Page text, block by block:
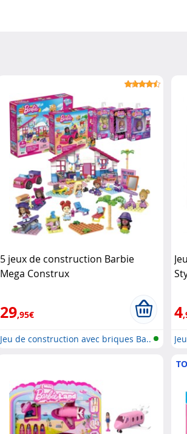
5 jeux de construction Barbie
Mega Construx
29,95€
Jeu de construction avec briques Ba..
4